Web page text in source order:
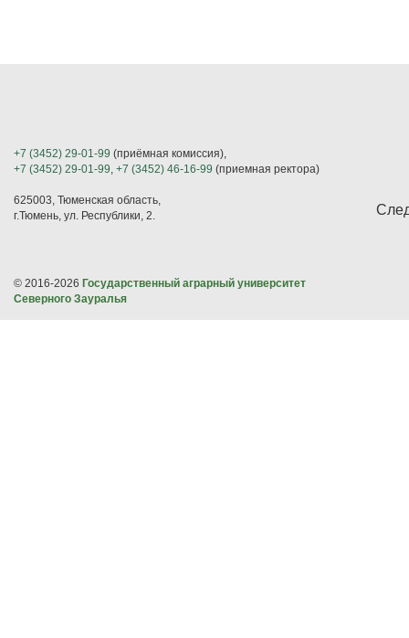
+7 (3452) 29-01-99 (приёмная комиссия),
+7 (3452) 29-01-99, +7 (3452) 46-16-99 (приемная ректора)
625003, Тюменская область,
г.Тюмень, ул. Республики, 2.
© 2016-2026 Государственный аграрный университет
Северного Зауралья